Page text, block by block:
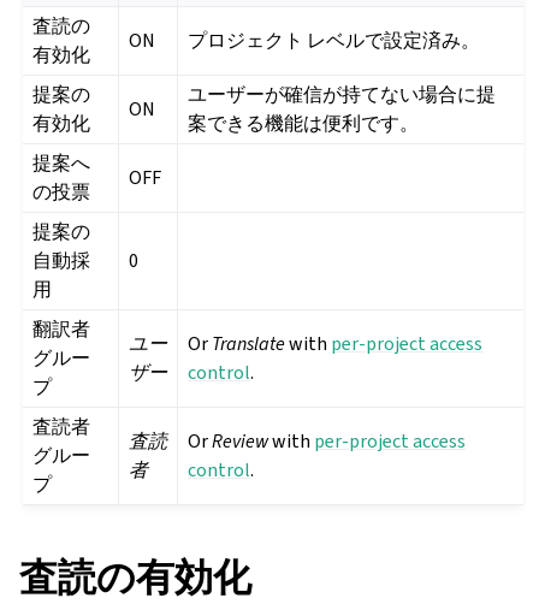
査読の
有効化
ON プロジェクト レベルで設定済み。
提案の
有効化
ON
ユーザーが確信が持てない場合に提
案できる機能は便利です。
提案へ
の投票
OFF
提案の
自動採
用
0
翻訳者
グルー
プ
ユー
ザー
OrTranslatewith per-project access
control.
査読者
グルー
プ
査読
者
OrReviewwith per-project access
control.
査読の有効化